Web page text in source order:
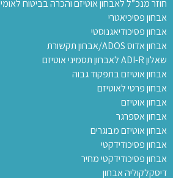
חוזר מנכ”ל לאבחון אוטיזם והכרה בביטוח לאומי
אבחון פסיכיאטרי
אבחון פסיכודיאגנוסטי
אבחון אדוס ADOS/אבחון תקשורת
שאלון ADI-R לאבחון תסמיני אוטיזם
אבחון אוטיזם בתפקוד גבוה
אבחון פרטי לאוטיזם
אבחון אוטיזם
אבחון אספרגר
אבחון אוטיזם מבוגרים
אבחון פסיכודידקטי
אבחון פסיכודידקטי מחיר
דיסקלקוליה אבחון